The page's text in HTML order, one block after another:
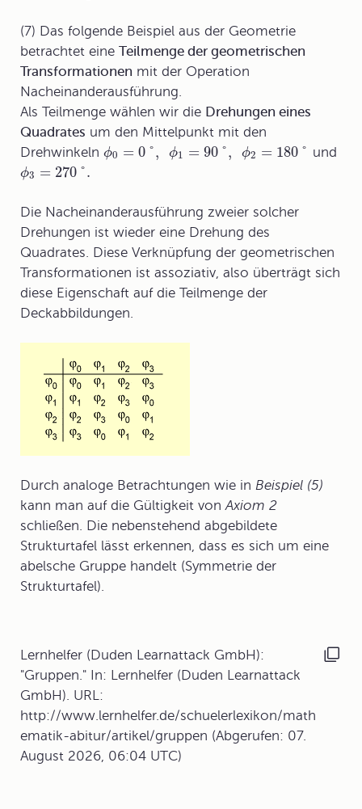
(7) Das folgende Beispiel aus der Geometrie
betrachtet eine Teilmenge der geometrischen
Transformationen mit der Operation
Nacheinanderausführung.
Als Teilmenge wählen wir die Drehungen eines
Quadrates um den Mittelpunkt mit den
Drehwinkeln ϕ0 = 0 °, ϕ1 = 90 °, ϕ2 = 180 ° und
ϕ3 = 270 °.
Die Nacheinanderausführung zweier solcher
Drehungen ist wieder eine Drehung des
Quadrates. Diese Verknüpfung der geometrischen
Transformationen ist assoziativ, also überträgt sich
diese Eigenschaft auf die Teilmenge der
Deckabbildungen.
Durch analoge Betrachtungen wie in Beispiel (5)
kann man auf die Gültigkeit von Axiom 2
schließen. Die nebenstehend abgebildete
Strukturtafel lässt erkennen, dass es sich um eine
abelsche Gruppe handelt (Symmetrie der
Strukturtafel).
Lernhelfer (Duden Learnattack GmbH):
"Gruppen." In: Lernhelfer (Duden Learnattack
GmbH). URL:
http://www.lernhelfer.de/schuelerlexikon/math
ematik-abitur/artikel/gruppen (Abgerufen: 07.
August 2026, 06:04 UTC)